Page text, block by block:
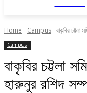
Home Campus বাকৃবির চট্টলা
Campus
বাকৃবির চট্টলা
হারুনুর রশিদ